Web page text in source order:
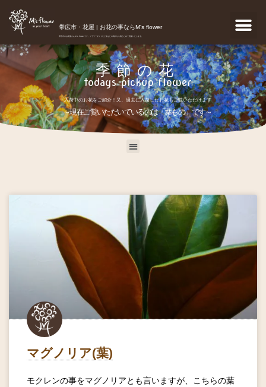
帯広市・花屋 | お花の事ならM's flower
帯広市のお花屋さんM's flowerです。フラワーギフトなどあなたの気持ちを真心こめて宅配いたします。
季節の花
todays pickup flower
入荷中のお花をご紹介！又、過去に入荷したお花もご覧いただけます
～現在ご覧いただいているのは「葉もの」です～
マグノリア(葉)
モクレンの事をマグノリアとも言いますが、こちらの葉